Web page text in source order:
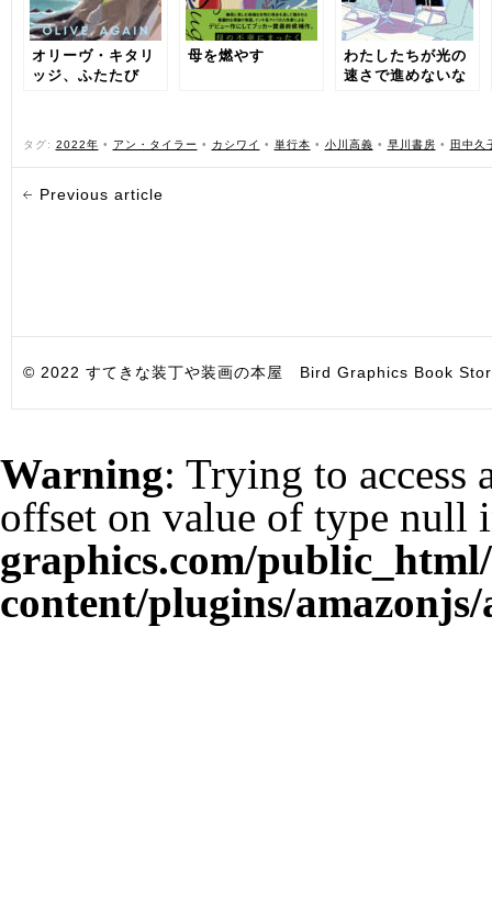
オリーヴ・キタリ
ッジ、ふたたび
母を燃やす
わたしたちが光の
速さで進めないな
タグ: 2022年 • アン・タイラー • カシワイ • 単行本 • 小川高義 • 早川書房 • 田中久
Previous article
© 2022 すてきな装丁や装画の本屋 Bird Graphics Book
Warning: Trying to access
offset on value of type null
graphics.com/
content/plugins/